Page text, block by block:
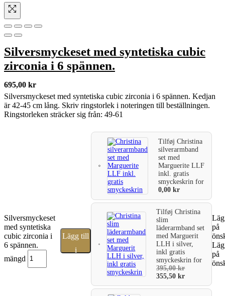
Silversmyckeset med syntetiska cubic
zirconia i 6 spännen.
695,00 kr
Silversmyckeset med syntetiska cubic zirconia i 6 spännen. Kedjan
är 42-45 cm lång. Skriv ringstorlek i noteringen till beställningen.
Ringstorleken sträcker sig från: 49-61
Silversmyckeset
med syntetiska
cubic zirconia i
6 spännen.
mängd
Lägg till
i
TilføjChristina
silverarmband
set med
Marguerite LLF
inkl. gratis
smyckeskrinfor
0,00kr
TilføjChristina
slim
läderarmband set
med Marguerit
LLH i silver,
inkl gratis
smyckeskrinfor
395,00kr
355,50kr
på
på